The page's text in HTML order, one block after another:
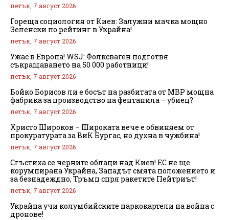
петък, 7 август 2026
Гореща социология от Киев: Залужни мачка мощно
Зеленски по рейтинг в Украйна!
петък, 7 август 2026
Ужас в Европа! WSJ: Фолксваген подготвя
съкращаването на 50 000 работници!
петък, 7 август 2026
Бойко Борисов ли е босът на разбитата от МВР мощна
фабрика за производство на фентанила – убиец?
петък, 7 август 2026
Христо Широков – Широката вече е обвиняем от
прокуратурата за ВиК Бургас, но духна в чужбина!
петък, 7 август 2026
Сгъстиха се черните облаци над Киев! ЕС не ще
корумпирана Украйна, Западът смята положението и
за безнадеждно, Тръмп спря ракетите Пейтриът!
петък, 7 август 2026
Украйна учи колумбийските наркокартели на война с
дронове!